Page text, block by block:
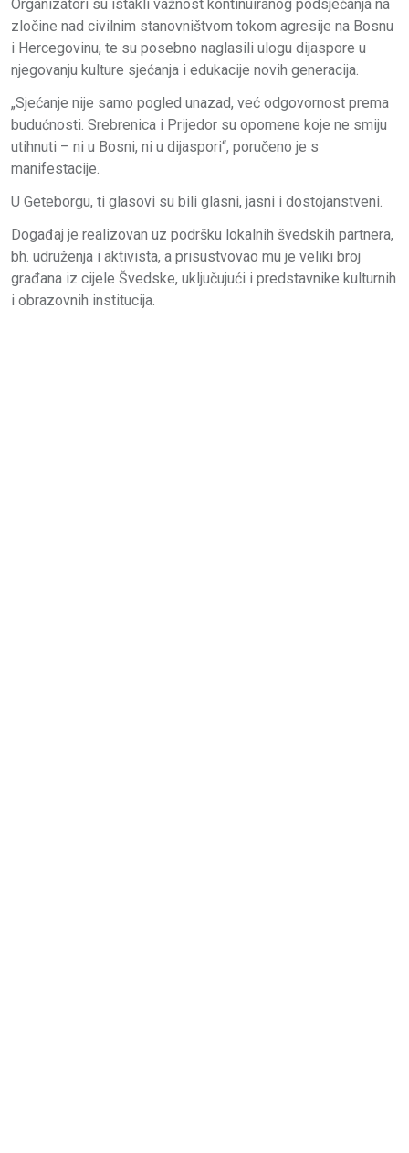
Organizatori su istakli važnost kontinuiranog podsjećanja na
zločine nad civilnim stanovništvom tokom agresije na Bosnu
i Hercegovinu, te su posebno naglasili ulogu dijaspore u
njegovanju kulture sjećanja i edukacije novih generacija.
„Sjećanje nije samo pogled unazad, već odgovornost prema
budućnosti. Srebrenica i Prijedor su opomene koje ne smiju
utihnuti – ni u Bosni, ni u dijaspori“, poručeno je s
manifestacije.
U Geteborgu, ti glasovi su bili glasni, jasni i dostojanstveni.
Događaj je realizovan uz podršku lokalnih švedskih partnera,
bh. udruženja i aktivista, a prisustvovao mu je veliki broj
građana iz cijele Švedske, uključujući i predstavnike kulturnih
i obrazovnih institucija.